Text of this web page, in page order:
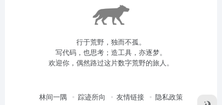
行于荒野，独而不孤。
写代码，也思考；造工具，亦逐梦。
欢迎你，偶然路过这片数字荒野的旅人。
林间一隅 踪迹所向 友情链接 隐私政策